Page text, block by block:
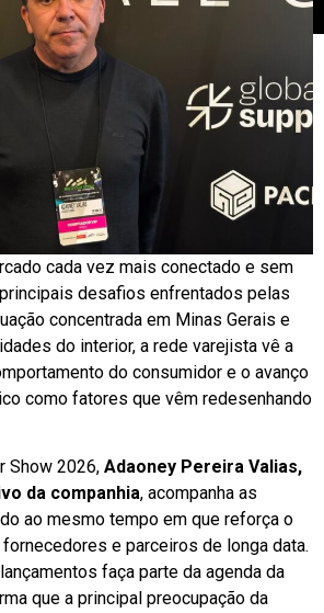
cada vez mais conectado e sem
desafios enfrentados pelas
concentrada em Minas Gerais e
do interior, a rede varejista vê a
do consumidor e o avanço
como fatores que vêm redesenhando
Show 2026, Adaoney Pereira Valias,
da companhia, acompanha as
ao mesmo tempo em que reforça o
e parceiros de longa data.
faça parte da agenda da
que a principal preocupação da